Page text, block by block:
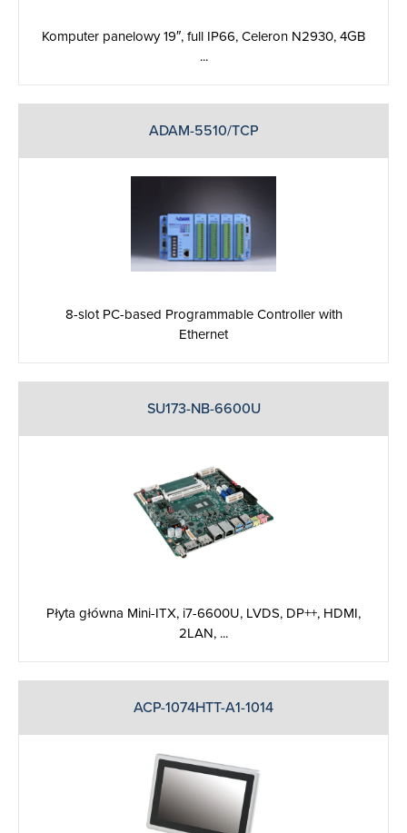
Komputer panelowy 19″, full IP66, Celeron N2930, 4GB
...
ADAM-5510/TCP
8-slot PC-based Programmable Controller with
Ethernet
SU173-NB-6600U
Płyta główna Mini-ITX, i7-6600U, LVDS, DP++, HDMI,
2LAN, ...
ACP-1074HTT-A1-1014